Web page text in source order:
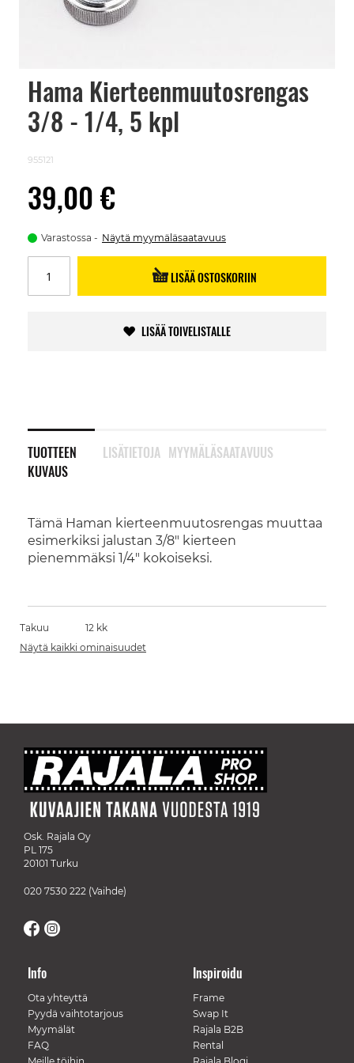
Hama Kierteenmuutosrengas
3/8 - 1/4, 5 kpl
955121
39,00 €
Varastossa Näytä myymäläsaatavuus
LISÄÄ OSTOSKORIIN
LISÄÄ TOIVELISTALLE
TUOTTEEN
KUVAUS
Tämä Haman kierteenmuutosrengas muuttaa
esimerkiksi jalustan 3/8" kierteen
pienemmäksi 1/4" kokoiseksi.
LISÄTIETOJA MYYMÄLÄSAATAVUUS
Skip
beginning
images
Takuu
12 kk
Näytä kaikki ominaisuudet
Osk. Rajala Oy
PL 175
20101 Turku
020 7530 222 (Vaihde)
Info
Ota yhteyttä
Pyydä vaihtotarjous
Myymälät
FAQ
Inspiroidu
Frame
Swap It
Rajala B2B
Rental